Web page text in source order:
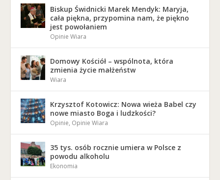
Biskup Świdnicki Marek Mendyk: Maryja,
cała piękna, przypomina nam, że piękno
jest powołaniem
Opinie Wiara
Domowy Kościół – wspólnota, która
zmienia życie małżeństw
Wiara
Krzysztof Kotowicz: Nowa wieża Babel czy
nowe miasto Boga i ludzkości?
Opinie, Opinie Wiara
35 tys. osób rocznie umiera w Polsce z
powodu alkoholu
Ekonomia